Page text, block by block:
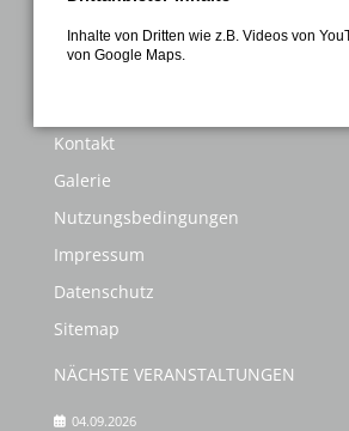
Anmeldung
INFORMATIONEN
Kontakt
Galerie
Nutzungsbedingungen
Impressum
Datenschutz
Sitemap
NÄCHSTE VERANSTALTUNGEN
04.09.2026
Inhalte von Dritten wie z.B. Videos von
von Google Maps.